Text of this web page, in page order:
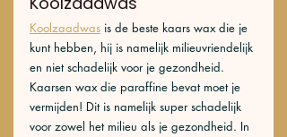
Koolzaadwas is de beste kaars wax die je
kunt hebben, hij is namelijk milieuvriendelijk
en niet schadelijk voor je gezondheid.
Kaarsen wax die paraffine bevat moet je
vermijden! Dit is namelijk super schadelijk
voor zowel het milieu als je gezondheid. In